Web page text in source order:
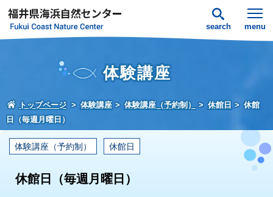
search menu
体験講座
トップページ 体験講座 体験講座（予約制） 休館日
休館
日（毎週月曜日）
体験講座（予約制） 休館日
休館日（毎週月曜日）